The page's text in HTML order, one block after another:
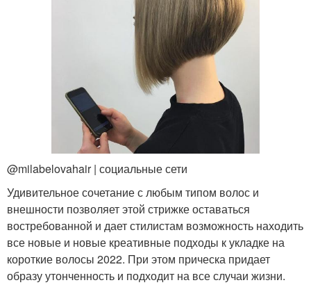
@milabelovahair | социальные сети
Удивительное сочетание с любым типом волос и
внешности позволяет этой стрижке оставаться
востребованной и дает стилистам возможность находить
все новые и новые креативные подходы к укладке на
короткие волосы 2022. При этом прическа придает
образу утонченность и подходит на все случаи жизни.